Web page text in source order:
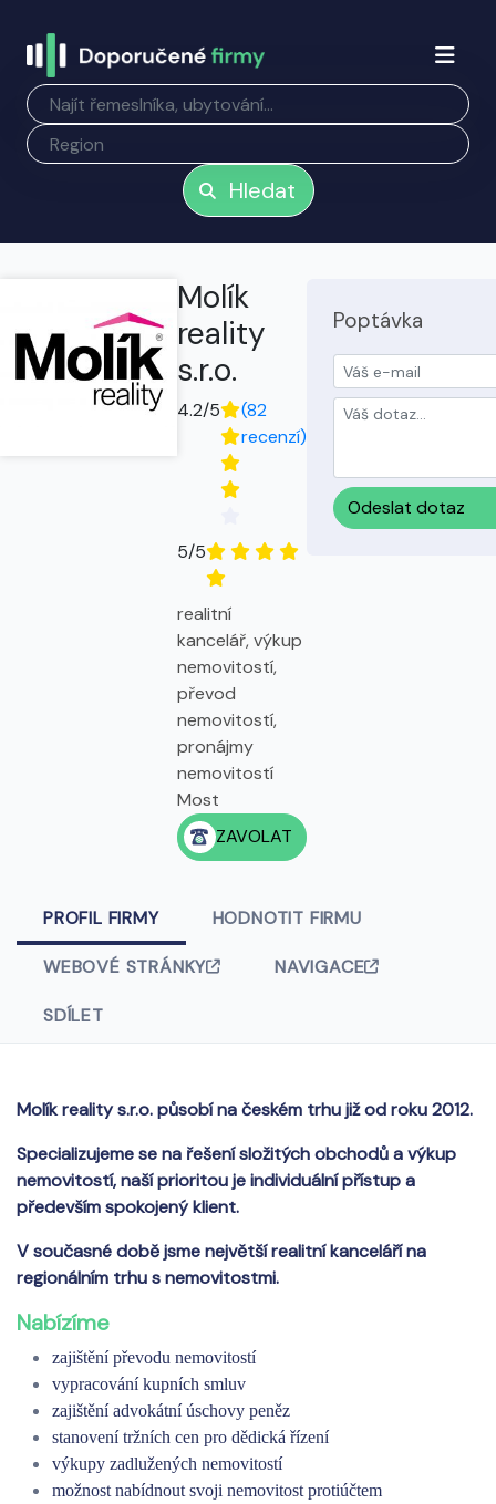
Hledat
Molík
reality
s.r.o.
4.2/5
(82
recenzí)
5/5
realitní
kancelář, výkup
nemovitostí,
převod
nemovitostí,
pronájmy
nemovitostí
Most
ZAVOLAT
Poptávka
Odeslat dotaz
PROFIL FIRMY HODNOTIT FIRMU
WEBOVÉ STRÁNKY NAVIGACE
SDÍLET
Molík reality s.r.o. působí na českém trhu již od roku 2012.
Specializujeme se na řešení složitých obchodů a výkup
nemovitostí, naší prioritou je individuální přístup a
především spokojený klient.
V současné době jsme největší realitní kanceláří na
regionálním trhu s nemovitostmi.
Nabízíme
zajištění převodu nemovitostí
vypracování kupních smluv
zajištění advokátní úschovy peněz
stanovení tržních cen pro dědická řízení
výkupy zadlužených nemovitostí
možnost nabídnout svoji nemovitost protiúčtem